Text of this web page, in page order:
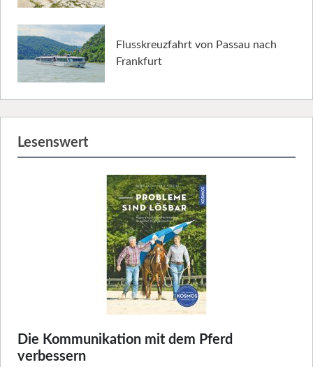
Flusskreuzfahrt von Passau nach
Frankfurt
Lesenswert
Die Kommunikation mit dem Pferd
verbessern